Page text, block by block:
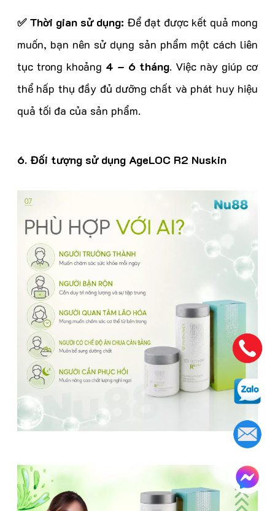
✅ Thời gian sử dụng: Để đạt được kết quả mong
muốn, bạn nên sử dụng sản phẩm một cách liên
tục trong khoảng 4 – 6 tháng. Việc này giúp cơ
thể hấp thụ đầy đủ dưỡng chất và phát huy hiệu
quả tối đa của sản phẩm.
6. Đối tượng sử dụng AgeLOC R2 Nuskin